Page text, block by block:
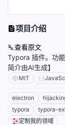
项目介绍
查看原文
Typora 插件。功
简介由AI生成】
MIT
electron
typora
typora-
定制我的领域